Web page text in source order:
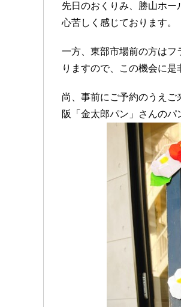
先日のおくりみ、勝山ホ
心苦しく感じております。
一方、東部市場前の方はフ
りますので、この機会に是
尚、事前にご予約のうえ
阪「金太郎パン」さんのパ